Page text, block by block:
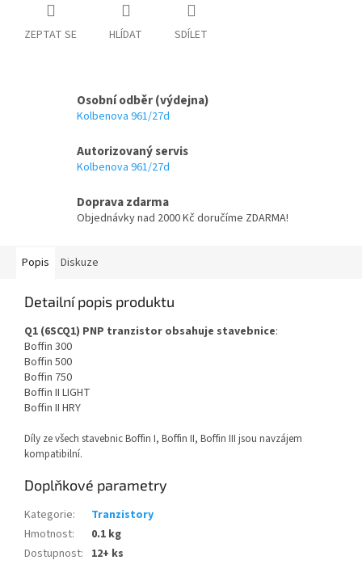
ZEPTAT SE HLÍDAT SDÍLET
Osobní odběr (výdejna)
Kolbenova 961/27d
Autorizovaný servis
Kolbenova 961/27d
Doprava zdarma
Objednávky nad 2000 Kč doručíme ZDARMA!
Popis Diskuze
Detailní popis produktu
Q1 (6SCQ1) PNP tranzistor obsahuje stavebnice:
Boffin 300
Boffin 500
Boffin 750
Boffin II LIGHT
Boffin II HRY
Díly ze všech stavebnic Boffin I, Boffin II, Boffin III jsou navzájem
kompatibilní.
Doplňkové parametry
Kategorie:
Tranzistory
Hmotnost:
0.1 kg
Dostupnost: 12+ ks